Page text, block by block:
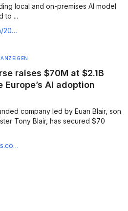
local and on-premises AI model
to ...
valuation/
raises $70M at $2.1B
AI adoption
company led by Euan Blair, son
Tony Blair, has secured $70
platform/